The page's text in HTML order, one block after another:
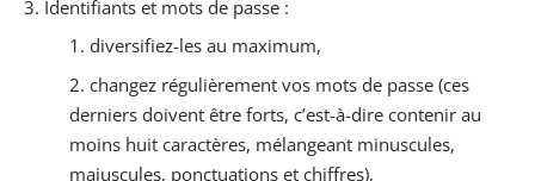
Identifiants et mots de passe :
diversifiez-les au maximum,
changez régulièrement vos mots de passe (ces
derniers doivent être forts, c’est-à-dire contenir au
moins huit caractères, mélangeant minuscules,
majuscules, ponctuations et chiffres),